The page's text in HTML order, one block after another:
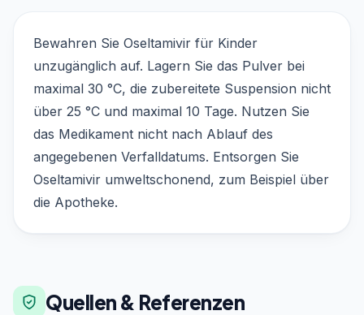
Bewahren Sie Oseltamivir für Kinder
unzugänglich auf. Lagern Sie das Pulver bei
maximal 30 °C, die zubereitete Suspension nicht
über 25 °C und maximal 10 Tage. Nutzen Sie
das Medikament nicht nach Ablauf des
angegebenen Verfalldatums. Entsorgen Sie
Oseltamivir umweltschonend, zum Beispiel über
die Apotheke.
Quellen & Referenzen